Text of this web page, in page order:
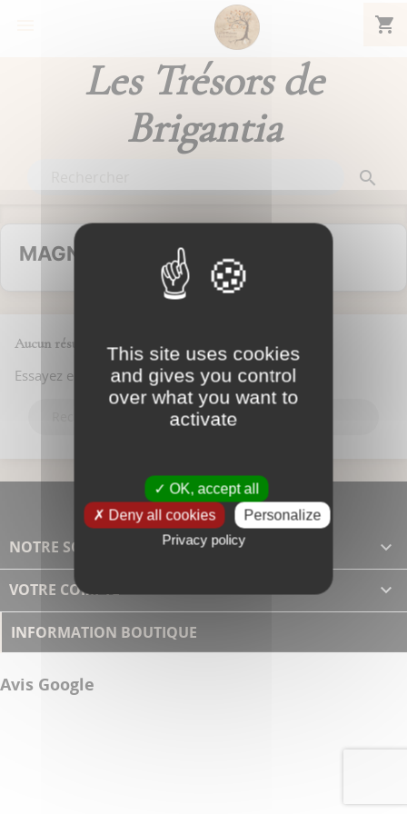
shopping_cart
Les Trésors de
Brigantia

MAGNÉSITE
Aucun résultat trouvé
Essayez en utilisant la recherche
NOTRE SOCIÉTÉ 
VOTRE COMPTE 
INFORMATION BOUTIQUE
Avis Google
This site uses cookies
and gives you control
over what you want to
activate
OK, accept all
Deny all cookies
Personalize
Privacy policy